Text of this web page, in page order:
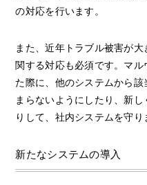
の対応を行います。
また、近年トラブル被害が
関する対応も必須です。マ
た際に、他のシステムから
まらないようにしたり、新
りして、社内システムを守り
新たなシステムの導入